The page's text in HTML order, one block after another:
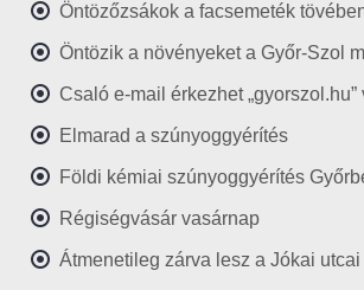
Öntözőzsákok a facsemeték
Öntözik a növényeket a Győr-Szol
Csaló e-mail érkezhet
Elmarad a szúnyoggyérítés
Földi kémiai szúnyoggyérítés
Régiségvásár vasárnap
Átmenetileg zárva lesz a Jókai